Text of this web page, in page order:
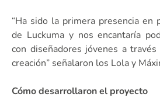
“Ha sido la primera presencia en
de Luckuma y nos encantaría
con diseñadores jóvenes a
creación” señalaron los Lola y
Cómo desarrollaron el proyecto